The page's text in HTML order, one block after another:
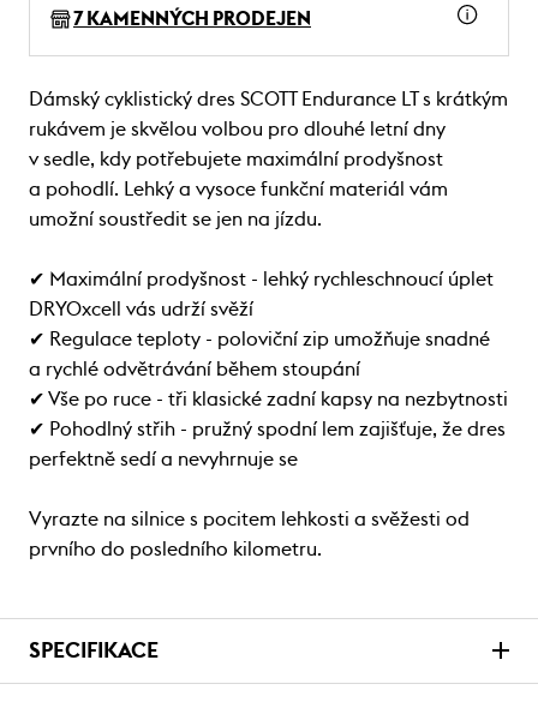
7 KAMENNÝCH PRODEJEN
Dámský cyklistický dres SCOTT Endurance LT s krátkým
rukávem je skvělou volbou pro dlouhé letní dny
v sedle, kdy potřebujete maximální prodyšnost
a pohodlí. Lehký a vysoce funkční materiál vám
umožní soustředit se jen na jízdu.
✔ Maximální prodyšnost - lehký rychleschnoucí úplet
DRYOxcell vás udrží svěží
✔ Regulace teploty - poloviční zip umožňuje snadné
a rychlé odvětrávání během stoupání
✔ Vše po ruce - tři klasické zadní kapsy na nezbytnosti
✔ Pohodlný střih - pružný spodní lem zajišťuje, že dres
perfektně sedí a nevyhrnuje se
Vyrazte na silnice s pocitem lehkosti a svěžesti od
prvního do posledního kilometru.
SPECIFIKACE